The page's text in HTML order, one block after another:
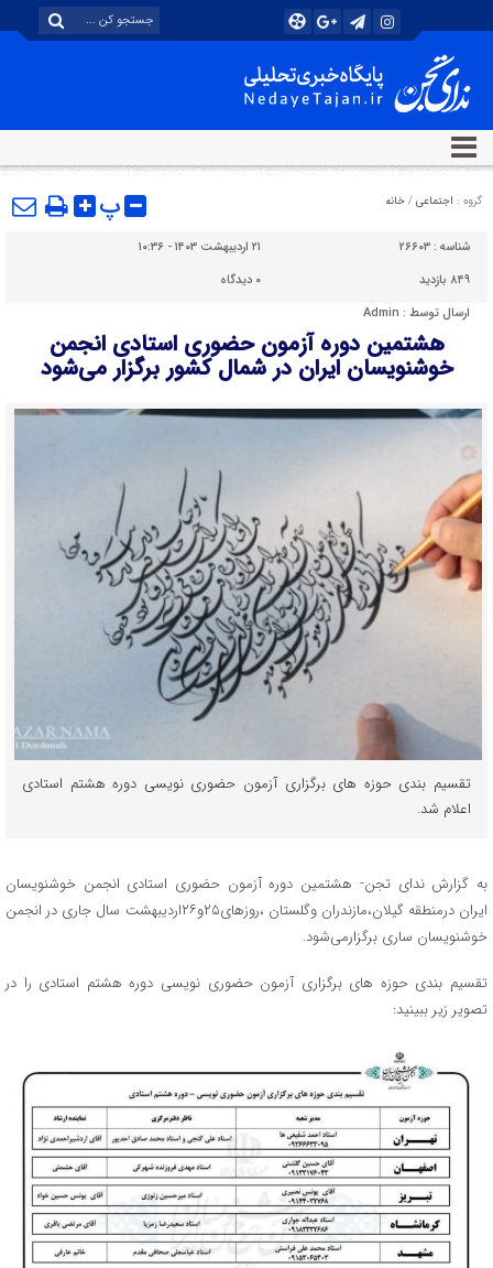
گروه : اجتماعی / خانه پ
شناسه : ۲۶۶۰۳
۲۱ اردیبهشت ۱۴۰۳ - ۱۰:۳۶
۸۴۹ بازدید
۰ دیدگاه
ارسال توسط : Admin
هشتمین دوره آزمون حضوری استادی انجمن
خوشنویسان ایران در شمال کشور برگزار می‌شود
تقسیم بندی حوزه های برگزاری آزمون حضوری نویسی دوره هشتم استادی
اعلام شد.
به گزارش ندای تجن- هشتمین دوره آزمون حضوری استادی انجمن خوشنویسان
ایران درمنطقه گیلان،مازندران وگلستان ،روزهای۲۵و۲۶اردیبهشت سال جاری در انجمن
خوشنویسان ساری برگزارمی‌شود.
تقسیم بندی حوزه های برگزاری آزمون حضوری نویسی دوره هشتم استادی را در
تصویر زیر ببینید: